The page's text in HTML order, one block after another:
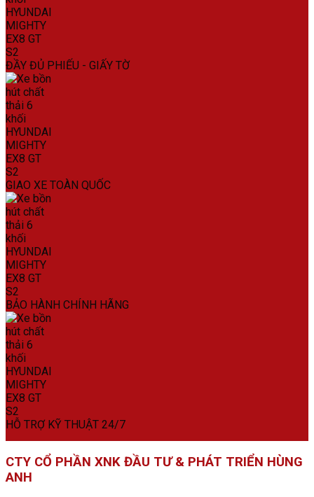
ĐẦY ĐỦ PHIẾU - GIẤY TỜ
GIAO XE TOÀN QUỐC
BẢO HÀNH CHÍNH HÃNG
HỖ TRỢ KỸ THUẬT 24/7
CTY CỔ PHẦN XNK ĐẦU TƯ & PHÁT TRIỂN HÙNG
ANH